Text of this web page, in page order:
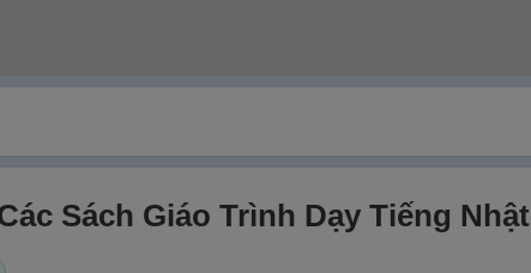
Sách Giáo Trình Dạy Tiếng Nhật